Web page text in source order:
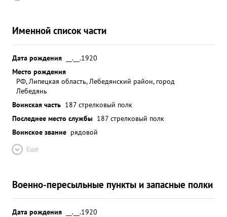
Именной список части
Дата рождения
__.__.1920
Место рождения
РФ, Липецкая область, Лебедянский район, город
Лебедянь
Воинская часть 187 стрелковый полк
Последнее место службы 187 стрелковый полк
Воинское звание рядовой
Ещё
Военно-пересыльные пункты и запасные полки
Дата рождения
__.__.1920